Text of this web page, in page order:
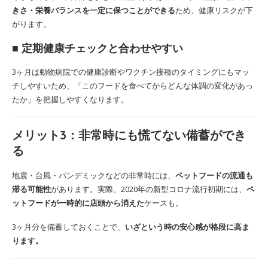
きさ・栄養バランスを一定に保つことができるため、健康リスクが下
がります。
■ 定期健康チェックと合わせやすい
3ヶ月は動物病院での健康診断やワクチン接種のタイミングにもマッ
チしやすいため、「このフードを食べてからどんな体調の変化があっ
たか」を把握しやすくなります。
メリット3： 非常時にも慌てない備蓄ができ
る
地震・台風・パンデミックなどの非常時には、 ペットフードの流通も
滞る可能性があります。実際、2020年の新型コロナ流行初期には、 ペ
ットフードが一時的に店頭から消えたケースも。
3ヶ月分を備蓄しておくことで、 いざという時の安心感が格段に高ま
ります。